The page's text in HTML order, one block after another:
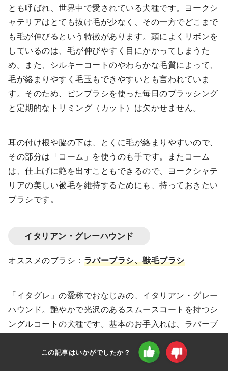
とも呼ばれ、世界中で愛されている犬種です。ヨークシ
ャテリアはとても抜け毛が少なく、その一方でどこまで
も毛が伸びるという特徴があります。頭によくリボンを
しているのは、毛が伸びやすく目にかかってしまうた
め。また、シルキーコートのやわらかな毛質によって、
毛が絡まりやすく毛玉もできやすいとも言われていま
す。そのため、ピンブラシを使った毎日のブラッシング
と定期的なトリミング（カット）は欠かせません。
耳の付け根や脇の下は、とくに毛が絡まりやすいので、
その部分は「コーム」を使うのも手です。またコーム
は、仕上げに艶を出すこともできるので、ヨークシャテ
リアの美しい被毛を維持するためにも、持っておきたい
ブラシです。
イタリアン・グレーハウンド
オススメのブラシ： ラバーブラシ、獣毛ブラシ
「イタグレ」の愛称でおなじみの、イタリアン・グレー
ハウンド。艶やかで光沢のあるスムースコートを持つシ
ングルコートの犬種です。基本のお手入れは、ラバーブ
で細かい抜け毛を取り除きます。イタリアン・グレーハ
ウンドはシングルコートのため、ダブルコートの犬種よ
この記事はいかがでしたか？